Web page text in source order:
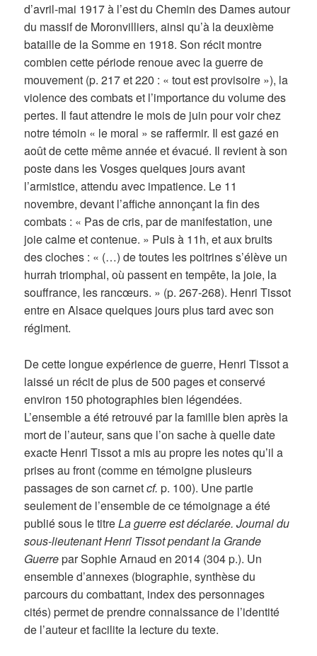
d’avril-mai 1917 à l’est du Chemin des Dames autour
du massif de Moronvilliers, ainsi qu’à la deuxième
bataille de la Somme en 1918. Son récit montre
combien cette période renoue avec la guerre de
mouvement (p. 217 et 220 : « tout est provisoire »), la
violence des combats et l’importance du volume des
pertes. Il faut attendre le mois de juin pour voir chez
notre témoin « le moral » se raffermir. Il est gazé en
août de cette même année et évacué. Il revient à son
poste dans les Vosges quelques jours avant
l’armistice, attendu avec impatience. Le 11
novembre, devant l’affiche annonçant la fin des
combats : « Pas de cris, par de manifestation, une
joie calme et contenue. » Puis à 11h, et aux bruits
des cloches : « (…) de toutes les poitrines s’élève un
hurrah triomphal, où passent en tempête, la joie, la
souffrance, les rancœurs. » (p. 267-268). Henri Tissot
entre en Alsace quelques jours plus tard avec son
régiment.
De cette longue expérience de guerre, Henri Tissot a
laissé un récit de plus de 500 pages et conservé
environ 150 photographies bien légendées.
L’ensemble a été retrouvé par la famille bien après la
mort de l’auteur, sans que l’on sache à quelle date
exacte Henri Tissot a mis au propre les notes qu’il a
prises au front (comme en témoigne plusieurs
passages de son carnetcf. p. 100). Une partie
seulement de l’ensemble de ce témoignage a été
publié sous le titreLa guerre est déclarée. Journal du
sous-lieutenant Henri Tissot pendant la Grande
Guerrepar Sophie Arnaud en 2014 (304 p.). Un
ensemble d’annexes (biographie, synthèse du
parcours du combattant, index des personnages
cités) permet de prendre connaissance de l’identité
de l’auteur et facilite la lecture du texte.